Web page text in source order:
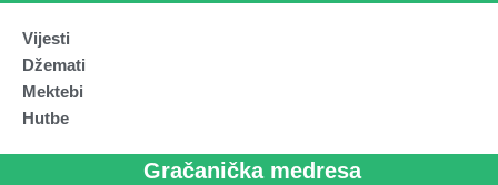
Vijesti
Džemati
Mektebi
Hutbe
Gračanička medresa